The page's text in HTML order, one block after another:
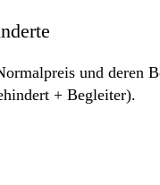
und
+ Begleiter).